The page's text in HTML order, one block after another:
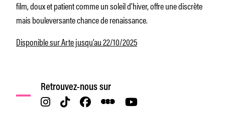
film, doux et patient comme un soleil d’hiver, offre une discrète
mais bouleversante chance de renaissance.
Disponible sur Arte jusqu’au 22/10/2025
Retrouvez-nous sur